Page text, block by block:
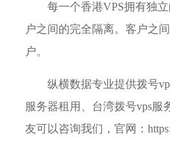
每一个香港VPS拥有独
户之间的完全隔离。客户之
户。
纵横数据专业提供拨号
服务器租用、台湾拨号vps服
友可以咨询我们，官网：